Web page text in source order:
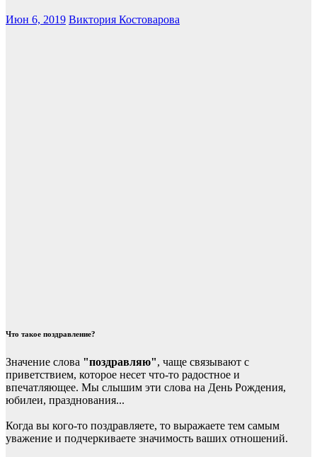
Июн 6, 2019 Виктория Костоварова
Что такое поздравление?
Значение слова "поздравляю", чаще связывают с
приветствием, которое несет что-то радостное и
впечатляющее. Мы слышим эти слова на День Рождения,
юбилеи, празднования...
Когда вы кого-то поздравляете, то выражаете тем самым
уважение и подчеркиваете значимость ваших отношений.